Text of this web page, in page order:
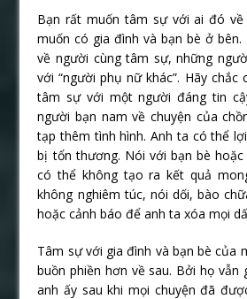
Bạn rất muốn tâm sự với ai đó về
muốn có gia đình và bạn bè ở
về người cùng tâm sự, những
với “người phụ nữ khác”. Hãy chắc
tâm sự với một người đáng tin
người bạn nam về chuyện của
tạp thêm tình hình. Anh ta có thể
bị tổn thương. Nói với bạn bè
có thể không tạo ra kết quả
không nghiêm túc, nói dối, bào
hoặc cảnh báo để anh ta xóa mọi
Tâm sự với gia đình và bạn bè của
buồn phiền hơn về sau. Bởi họ vẫn
anh ấy sau khi mọi chuyện đã